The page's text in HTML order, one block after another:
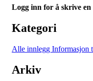
Logg inn for å skrive
Kategori
Alle innlegg Informasjon
Arkiv